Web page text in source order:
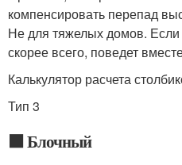
компенсировать перепад
Не для тяжелых домов. Если
скорее всего, поведет
Калькулятор расчета
Тип 3
⬛️ Блочный